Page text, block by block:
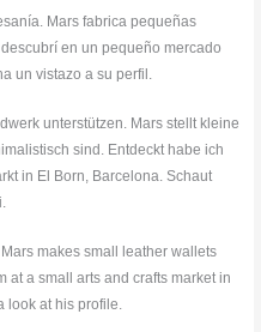
Mars fabrica pequeñas
en un pequeño mercado
un vistazo a su perfil.
unterstützen. Mars stellt kleine
sind. Entdeckt habe ich
in El Born, Barcelona. Schaut
makes small leather wallets
at a small arts and crafts market in
look at his profile.